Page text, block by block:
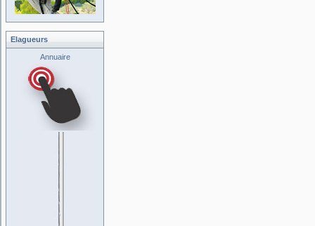
Elagueurs
Annuaire